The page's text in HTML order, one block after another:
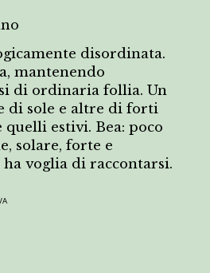
disordinata.
mantenendo
di ordinaria follia. Un
di sole e altre di forti
estivi. Bea: poco
solare, forte e
voglia di raccontarsi.